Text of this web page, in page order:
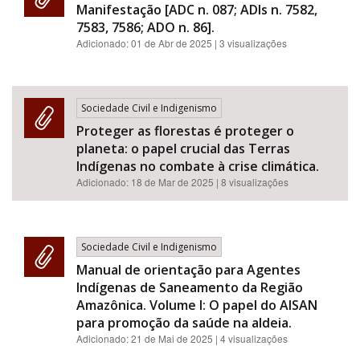
Manifestação [ADC n. 087; ADIs n. 7582,
7583, 7586; ADO n. 86].
Adicionado:01 de Abr de 2025 | 3 visualizações
Sociedade Civil e Indigenismo
Proteger as florestas é proteger o
planeta: o papel crucial das Terras
Indígenas no combate à crise climática.
Adicionado: 18 de Mar de 2025 | 8 visualizações
Sociedade Civil e Indigenismo
Manual de orientação para Agentes
Indígenas de Saneamento da Região
Amazônica. Volume I: O papel do AISAN
para promoção da saúde na aldeia.
Adicionado:21 de Mai de 2025 | 4 visualizações